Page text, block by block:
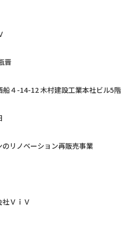
晋
４-14-12 木村建設工業本社ビル5階
リノベーション再販売事業
社ＶｉＶ